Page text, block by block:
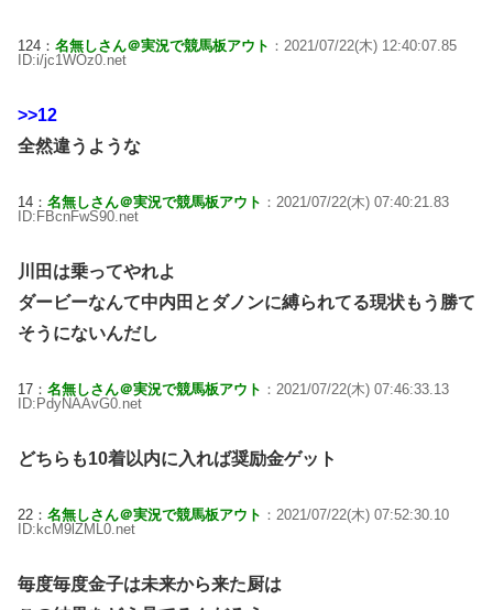
124： 名無しさん＠実況で競馬板アウト ：2021/07/22(木) 12:40:07.85
ID:i/jc1WOz0.net
>>12
全然違うような
14： 名無しさん＠実況で競馬板アウト ：2021/07/22(木) 07:40:21.83
ID:FBcnFwS90.net
川田は乗ってやれよ
ダービーなんて中内田とダノンに縛られてる現状もう勝て
そうにないんだし
17： 名無しさん＠実況で競馬板アウト ：2021/07/22(木) 07:46:33.13
ID:PdyNAAvG0.net
どちらも10着以内に入れば奨励金ゲット
22： 名無しさん＠実況で競馬板アウト ：2021/07/22(木) 07:52:30.10
ID:kcM9lZML0.net
毎度毎度金子は未来から来た厨は